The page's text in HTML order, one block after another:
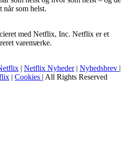
når som helst.
med Netflix, Inc. Netflix er et
varemærke.
| Netflix Nyheder| Nyhedsbrev |
| Cookies | All Rights Reserved